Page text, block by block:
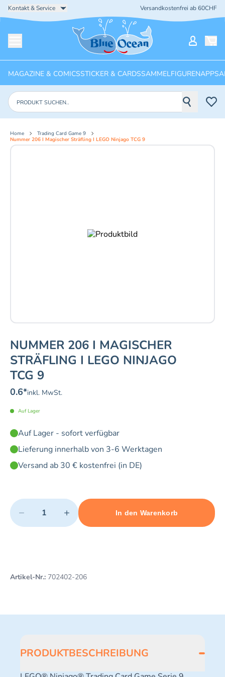
Kontakt & Service Versandkostenfrei ab 60CHF
Startseite
MAGAZINE & COMICSSTICKER & CARDSSAMMELFIGURENAPPS
Produkte suchen
Home
Trading Card Game 9
Nummer 206 I Magischer Sträfling I LEGO Ninjago TCG 9
NUMMER 206 I MAGISCHER
STRÄFLING I LEGO NINJAGO
TCG 9
0.6*inkl. MwSt.
Auf Lager
Auf Lager - sofort verfügbar
Lieferung innerhalb von 3-6 Werktagen
Versand ab 30 € kostenfrei (in DE)
Quantity
− +
Minimum quantity: 1 Maximum quantity: 3
In den Warenkorb
Add 1 item to cart
Artikel-Nr.: 702402-206
PRODUKTBESCHREIBUNG